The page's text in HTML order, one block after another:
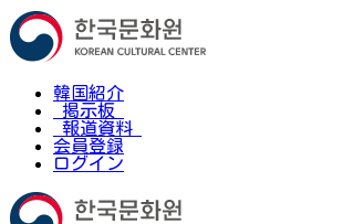
韓国紹介
掲示板
報道資料
会員登録
ログイン